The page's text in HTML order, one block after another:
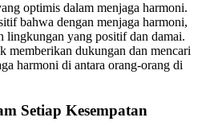
optimis dalam menjaga harmoni.
bahwa dengan menjaga harmoni,
lingkungan yang positif dan damai.
memberikan dukungan dan mencari
harmoni di antara orang-orang di
Setiap Kesempatan